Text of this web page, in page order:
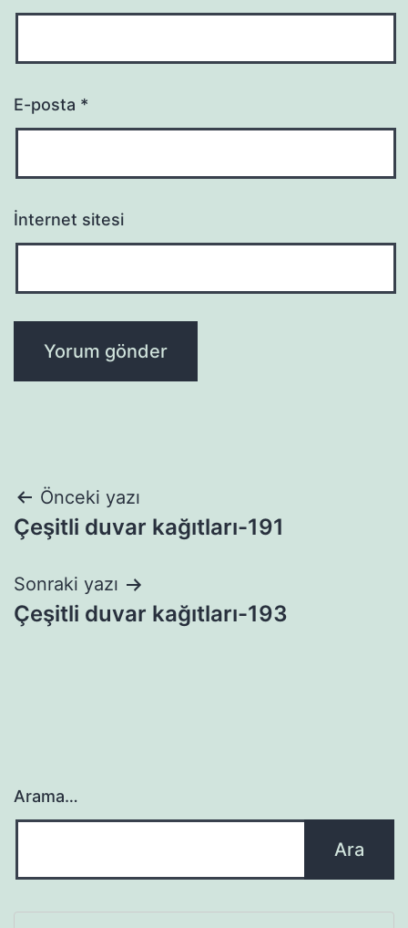
E-posta *
İnternet sitesi
Yazı
gezinmesi
Önceki yazı
Çeşitli duvar kağıtları-191
Sonraki yazı
Çeşitli duvar kağıtları-193
Arama…